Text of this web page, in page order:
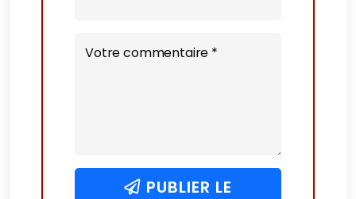
Votre commentaire *
PUBLIER LE